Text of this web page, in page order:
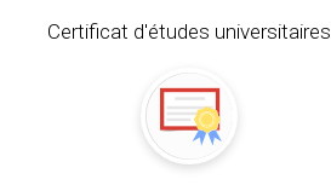
Certificat d'études universitaires